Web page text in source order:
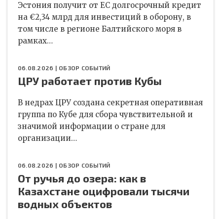
Эстония получит от ЕС долгосрочный кредит
на €2,34 млрд для инвестиций в оборону, в
том числе в регионе Балтийского моря в
рамках…
06.08.2026 | ОБЗОР СОБЫТИЙ
ЦРУ работает против Кубы
В недрах ЦРУ создана секретная оперативная
группа по Кубе для сбора чувствительной и
значимой информации о стране для
организации…
06.08.2026 | ОБЗОР СОБЫТИЙ
От ручья до озера: как в
Казахстане оцифровали тысячи
водных объектов